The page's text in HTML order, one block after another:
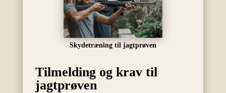
Skydetræning til jagtprøven
Tilmelding og krav til
jagtprøven